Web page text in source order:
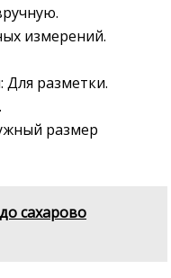
измерений.
разметки.
размер
сахарово